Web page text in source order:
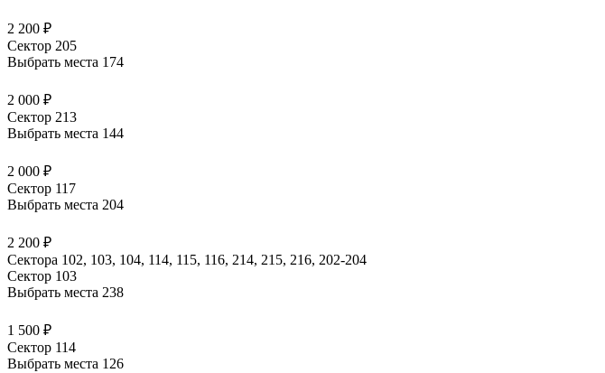
2 200 ₽
Сектор 205
Выбрать места 174
2 000 ₽
Сектор 213
Выбрать места 144
2 000 ₽
Сектор 117
Выбрать места 204
2 200 ₽
Сектора 102, 103, 104, 114, 115, 116, 214, 215, 216, 202-204
Сектор 103
Выбрать места 238
1 500 ₽
Сектор 114
Выбрать места 126